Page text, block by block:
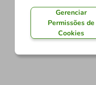
Gerenciar
Permissões de
Cookies